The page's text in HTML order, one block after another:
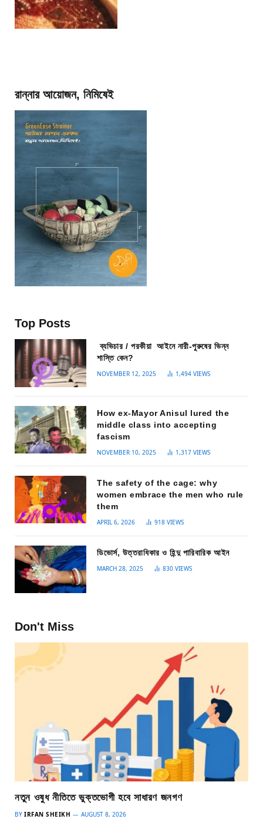
রান্নার আয়োজন, নিমিষেই
Top Posts
ব্যভিচার / পরকীয়া আইনে নারী-পুরুষের ভিন্ন
শাস্তি কেন?
NOVEMBER 12, 2025 1,494 VIEWS
How ex-Mayor Anisul lured the
middle class into accepting
fascism
NOVEMBER 10, 2025 1,317 VIEWS
The safety of the cage: why
women embrace the men who rule
them
APRIL 6, 2026 918 VIEWS
ডিভোর্স, উত্তরাধিকার ও হিন্দু পারিবারিক আইন
MARCH 28, 2025 830 VIEWS
Don't Miss
নতুন ওষুধ নীতিতে ভুক্তভোগী হবে সাধারণ জনগণ
BY IRFAN SHEIKH AUGUST 8, 2026